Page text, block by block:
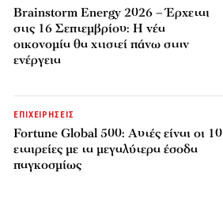
Brainstorm Energy 2026 – Έρχεται
στις 16 Σεπτεμβρίου: Η νέα
οικονομία θα χτιστεί πάνω στην
ενέργεια
ΕΠΙΧΕΙΡΗΣΕΙΣ
Fortune Global 500: Αυτές είναι οι 10
εταιρείες με τα μεγαλύτερα έσοδα
παγκοσμίως